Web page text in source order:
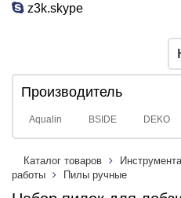
z3k.skype
Производитель
Aqualin BSIDE DEKO
Каталог товаров
работы
Пилы ручные